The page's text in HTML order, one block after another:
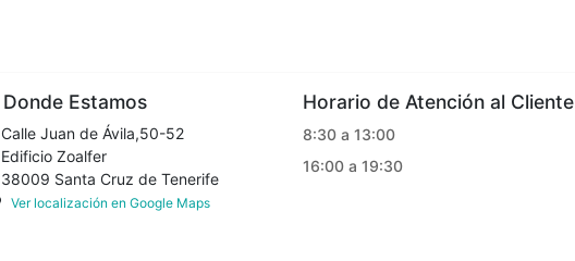
Donde Estamos
Calle Juan de Ávila,50-52
Edificio Zoalfer
38009 Santa Cruz de Tenerife
Ver localización en Google Maps
Horario de Atención al Cliente
8:30 a 13:00
16:00 a 19:30